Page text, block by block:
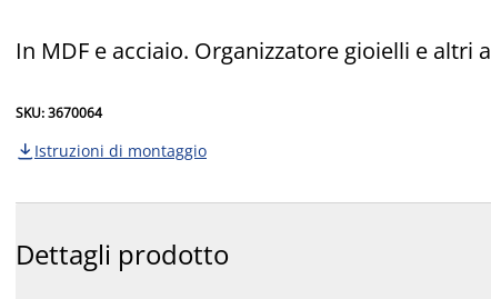
In MDF e acciaio. Organizzatore gioielli e altri
SKU: 3670064
 Istruzioni di montaggio
Dettagli prodotto